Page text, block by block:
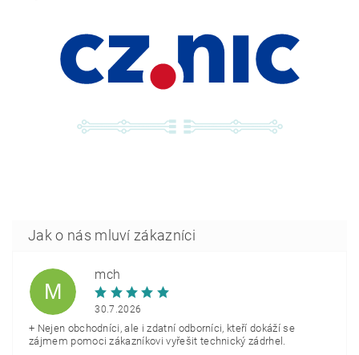
M
mch
30.7.2026
+ Nejen obchodníci, ale i zdatní odborníci, kteří dokáží se
zájmem pomoci zákazníkovi vyřešit technický zádrhel.